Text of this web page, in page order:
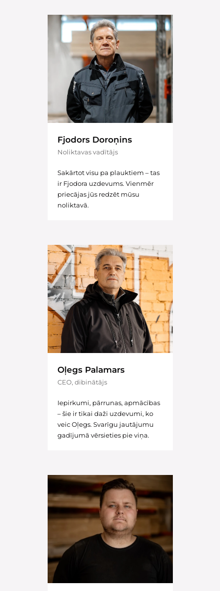
Fjodors Doroņins
Noliktavas vadītājs
Sakārtot visu pa plauktiem – tas
ir Fjodora uzdevums. Vienmēr
priecājas jūs redzēt mūsu
noliktavā.
Oļegs Palamars
CEO, dibinātājs
Iepirkumi, pārrunas, apmācības
– šie ir tikai daži uzdevumi, ko
veic Oļegs. Svarīgu jautājumu
gadījumā vērsieties pie viņa.